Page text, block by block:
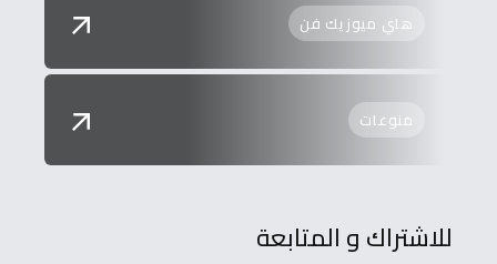
هاي ميوزيك فن
منوعات
للاشتراك و المتابعة